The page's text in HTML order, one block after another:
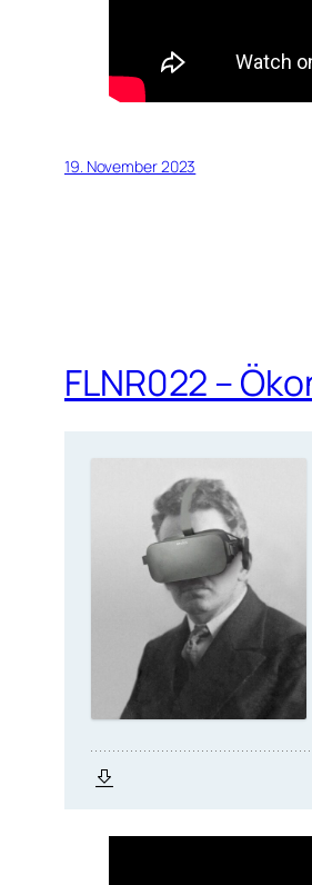
19. November 2023
FLNR022 –